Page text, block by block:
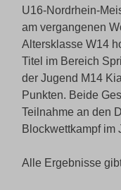
U16-Nordrhein-
am vergangenen
Altersklasse W14
Titel im Bereich
der Jugend M14
Punkten. Beide
Teilnahme an den
Blockwettkampf im
Alle Ergebnisse